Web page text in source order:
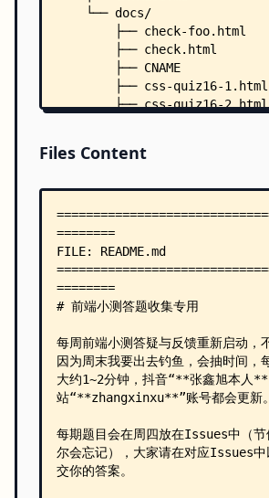
    └── docs/
        ├── check-foo.html
        ├── check.html
        ├── CNAME
        ├── css-quiz16-1.html
        ├── css-quiz16-2.html
        ├── css-quiz16.css
        ├── css-quiz16.js
        ├── dom-render.html
        ├── dom50.html
        ├── qunit.html
        ├── qunit35.html
        ├── qunit39.html
        ├── qunit40.html
        ├── qunit51.html
        ├── qunit52.html
        ├── qunit53.html
        ├── qunit55.html
        ├── qunit60.html
        ├── qunit63.html
        ├── qunit65.html
Files Content